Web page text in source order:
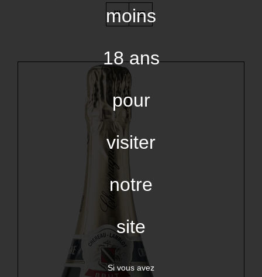
moins
18 ans
pour
visiter
notre
site
Si vous avez